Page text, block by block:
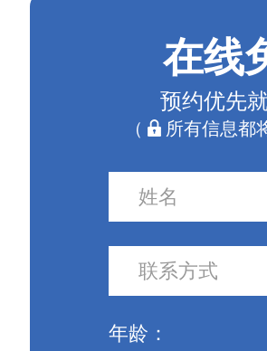
在线
预约优先
（ 所有信息都
年龄：